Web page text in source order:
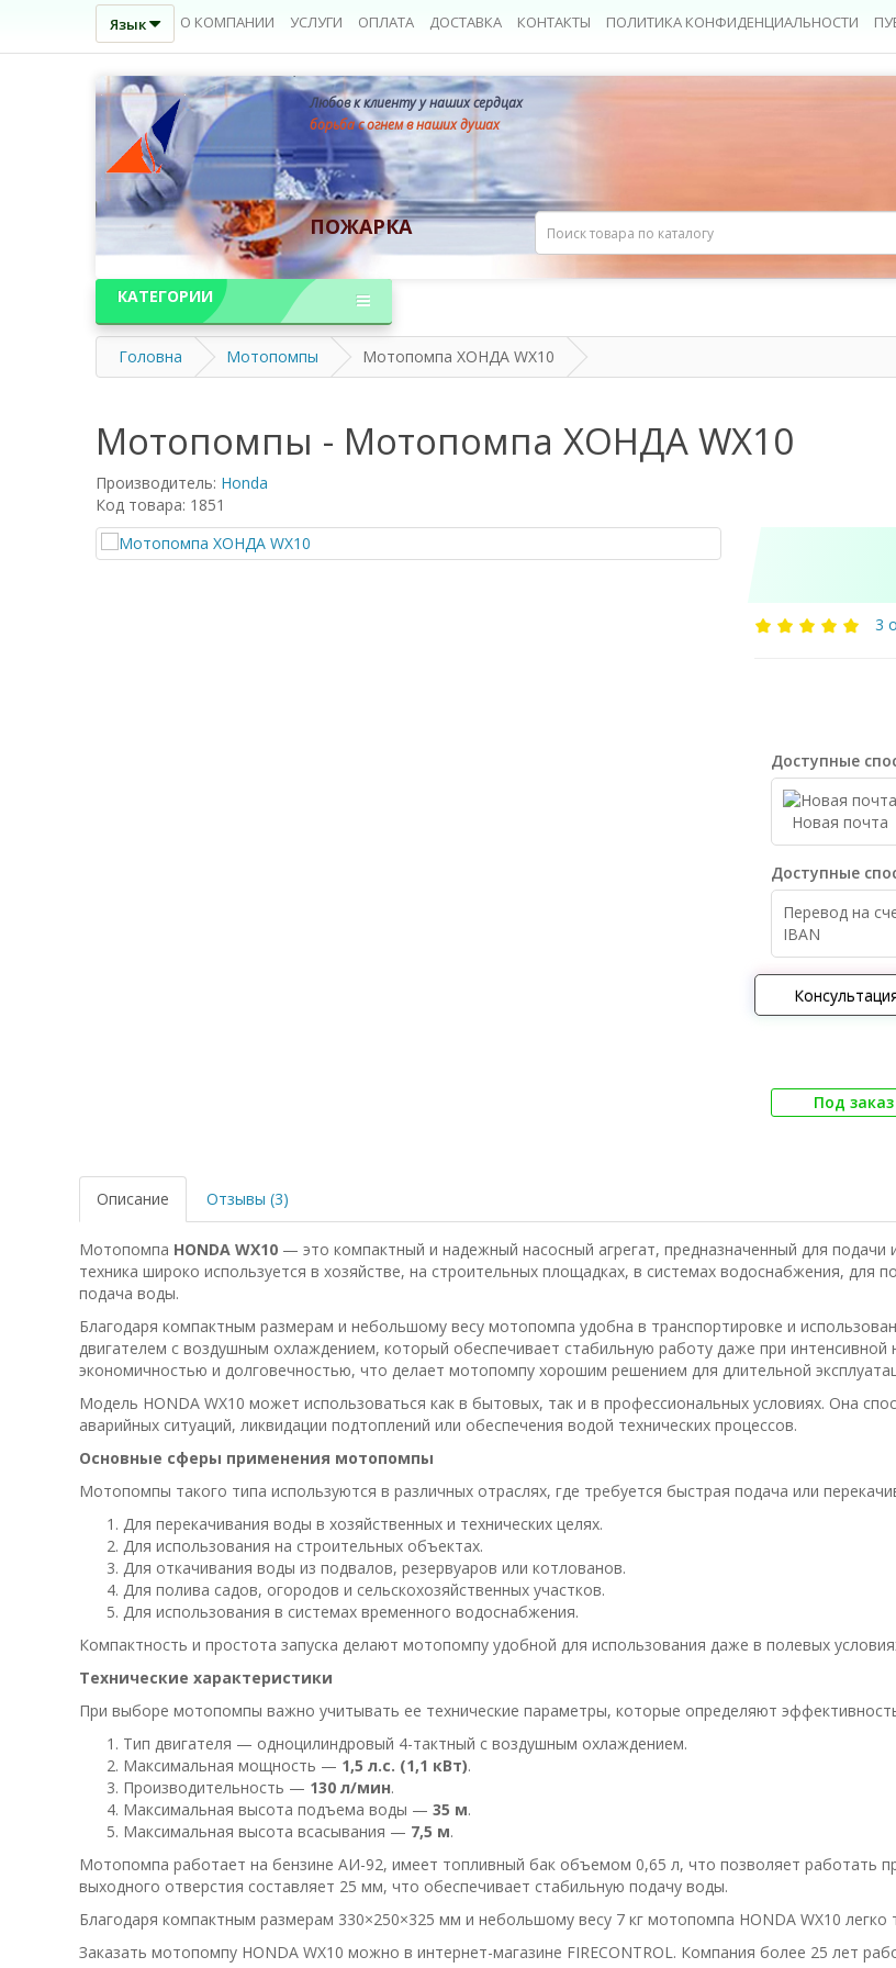
Язык О КОМПАНИИ УСЛУГИ ОПЛАТА ДОСТАВКА КОНТАКТЫ ПОЛИТИКА КОНФИДЕНЦИАЛЬНОСТИ
Любов к клиенту у наших сердцах
борьба с огнем в наших душах
ПОЖАРКА
КАТЕГОРИИ
Головна Мотопомпы Мотопомпа ХОНДА WX10
Мотопомпы - Мотопомпа ХОНДА WX10
Производитель: Honda
Код товара: 1851
3
Доступные
Новая почта
Доступные
Перевод на
IBAN
Под заказ
Описание Отзывы (3)
Мотопомпа HONDA WX10 — это компактный и надежный насосный агрегат, предназначенный для подачи
техника широко используется в хозяйстве, на строительных площадках, в системах водоснабжения, для
подача воды.
Благодаря компактным размерам и небольшому весу мотопомпа удобна в транспортировке и
двигателем с воздушным охлаждением, который обеспечивает стабильную работу даже при интенсивной
экономичностью и долговечностью, что делает мотопомпу хорошим решением для длительной
Модель HONDA WX10 может использоваться как в бытовых, так и в профессиональных условиях. Она
аварийных ситуаций, ликвидации подтоплений или обеспечения водой технических процессов.
Основные сферы применения мотопомпы
Мотопомпы такого типа используются в различных отраслях, где требуется быстрая подача или
Для перекачивания воды в хозяйственных и технических целях.
Для использования на строительных объектах.
Для откачивания воды из подвалов, резервуаров или котлованов.
Для полива садов, огородов и сельскохозяйственных участков.
Для использования в системах временного водоснабжения.
Компактность и простота запуска делают мотопомпу удобной для использования даже в полевых
Технические характеристики
При выборе мотопомпы важно учитывать ее технические параметры, которые определяют
Тип двигателя — одноцилиндровый 4-тактный с воздушным охлаждением.
Максимальная мощность — 1,5 л.с. (1,1 кВт).
Производительность — 130 л/мин.
Максимальная высота подъема воды — 35 м.
Максимальная высота всасывания — 7,5 м.
Мотопомпа работает на бензине АИ-92, имеет топливный бак объемом 0,65 л, что позволяет работать
выходного отверстия составляет 25 мм, что обеспечивает стабильную подачу воды.
Благодаря компактным размерам 330×250×325 мм и небольшому весу 7 кг мотопомпа HONDA WX10 легко
Заказать мотопомпу HONDA WX10 можно в интернет-магазине FIRECONTROL. Компания более 25 лет